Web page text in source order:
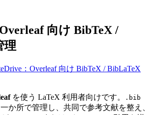
向け BibTeX /
理
：Overleaf 向け BibTeX / BibLaTeX
を使う LaTeX 利用者向けです。 .bib
か所で管理し、共同で参考文献を整え、